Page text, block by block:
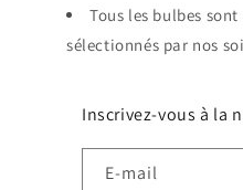
Tous les bulbes
sélectionnés par nos
Inscrivez-vous à la
E-mail